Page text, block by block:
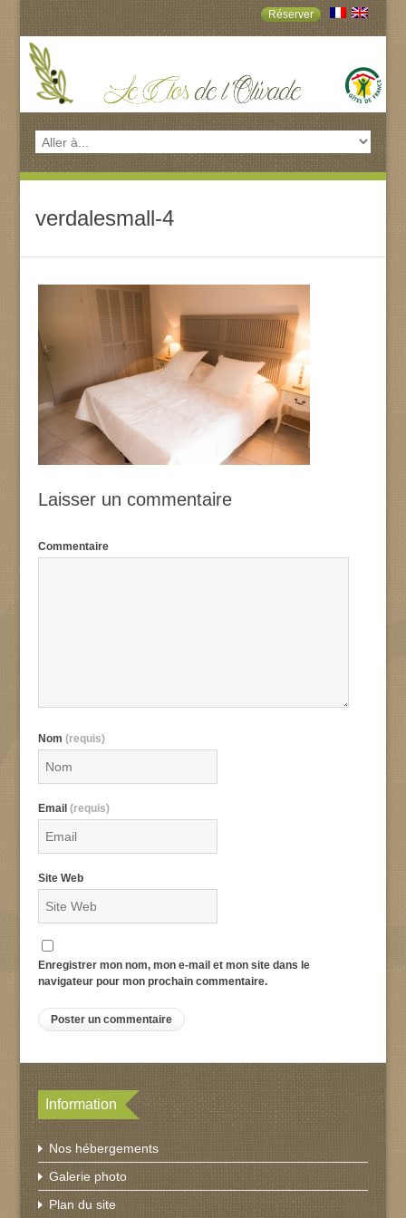
Réserver
verdalesmall-4
Laisser un commentaire
Commentaire
Nom(requis)
Email(requis)
Site Web
Enregistrer mon nom, mon e-mail et mon site dans le
navigateur pour mon prochain commentaire.
Information
Nos hébergements
Galerie photo
Plan du site